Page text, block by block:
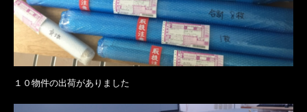
１０物件の出荷がありました